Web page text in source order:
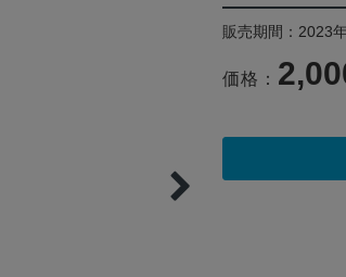
販売期間：2023
価格：